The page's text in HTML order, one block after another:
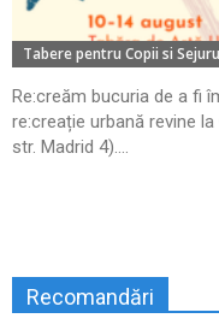
Tabere pentru Copii si
Re:creăm bucuria de a fi
re:creație urbană revine
str. Madrid 4)....
Recomandări